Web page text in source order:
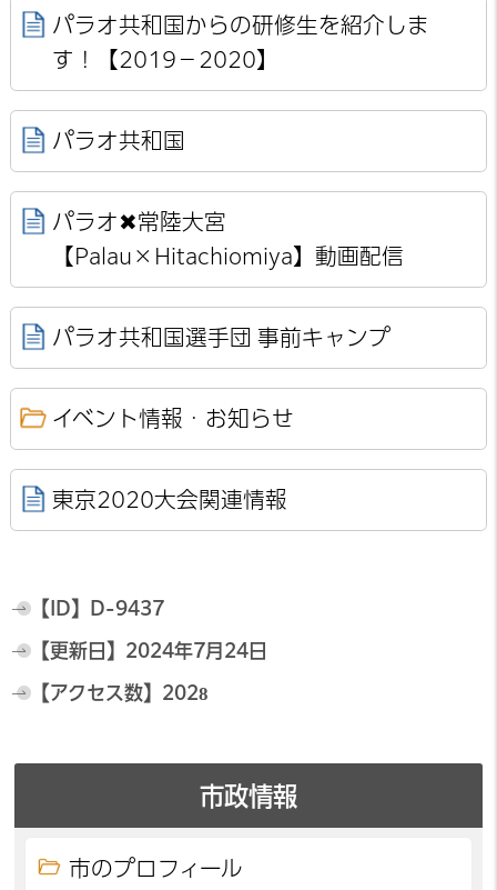
パラオ共和国からの研修生を紹介しま
す！【2019－2020】
パラオ共和国
パラオ✖常陸大宮
【Palau×Hitachiomiya】動画配信
パラオ共和国選手団 事前キャンプ
イベント情報・お知らせ
東京2020大会関連情報
【ID】 D-9437
【更新日】 2024年7月24日
【アクセス数】 2028
市政情報
市のプロフィール